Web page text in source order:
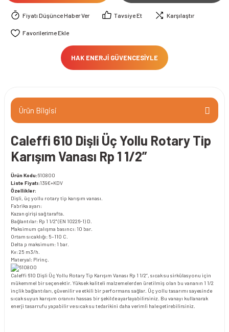
Fiyatı Düşünce Haber Ver Tavsiye Et Karşılaştır
HAK ENERJİ GÜVENCESİYLE
Ürün Bilgisi
Caleffi 610 Dişli Üç Yollu Rotary Tip
Karışım Vanası Rp 1 1/2”
Ürün Kodu:610800
Liste Fiyatı:139€+KDV
Özellikler:
Dişli, üç yollu rotary tip karışım vanası.
Fabrika ayarı:
Kazan girişi sağ tarafta.
Bağlantılar: Rp 1 1/2" (EN 10226-1) D.
Maksimum çalışma basıncı: 10 bar.
Ortam sıcaklığı: 5–110 C.
Delta p maksimum: 1 bar.
Kv: 25 m3/h.
Materyal: Pirinç.
Caleffi 610 Dişli Üç Yollu Rotary Tip Karışım Vanası Rp 1 1/2”, sıcak su sirkülasyonu için
mükemmel bir seçenektir. Yüksek kaliteli malzemelerden üretilmiş olan bu vananın 1 1/2
inçlik bağlantıları, güvenilir ve etkili bir performans sağlar. Üç yollu tasarımı sayesinde
sıcak suyun karışım oranını hassas bir şekilde ayarlayabilirsiniz. Bu vanayı kullanarak
enerji tasarrufu yapabilir ve sıcak su tedarikini daha verimli hale getirebilirsiniz.